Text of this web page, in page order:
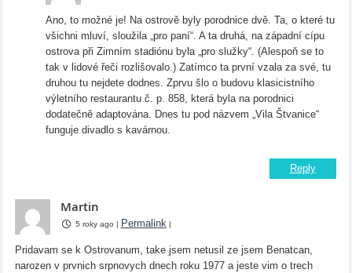
Ano, to možné je! Na ostrově byly porodnice dvě. Ta, o které tu
všichni mluví, sloužila „pro paní“. A ta druhá, na západní cípu
ostrova při Zimním stadiónu byla „pro služky“. (Alespoň se to
tak v lidové řeči rozlišovalo.) Zatímco ta první vzala za své, tu
druhou tu nejdete dodnes. Zprvu šlo o budovu klasicistního
výletního restaurantu č. p. 858, která byla na porodnici
dodatečně adaptována. Dnes tu pod názvem „Vila Štvanice“
funguje divadlo s kavárnou.
Reply
Martin
5 roky ago | Permalink |
Pridavam se k Ostrovanum, take jsem netusil ze jsem Benatcan,
narozen v prvnich srpnovych dnech roku 1977 a jeste vim o trech